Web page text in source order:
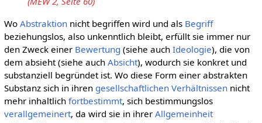
Wo Abstraktionnicht begriffen wird und als Begriff
beziehungslos, also unkenntlich bleibt, erfüllt sie immer nur
den Zweck einer Bewertung (siehe auch Ideologie), die von
dem absieht (siehe auch Absicht), wodurch sie konkret und
substanziell begründet ist. Wo diese Form einer abstrakten
Substanz sich in ihren gesellschaftlichen Verhältnissennicht
mehr inhaltlich fortbestimmt, sich bestimmungslos
verallgemeinert, da wird sie in ihrer Allgemeinheit